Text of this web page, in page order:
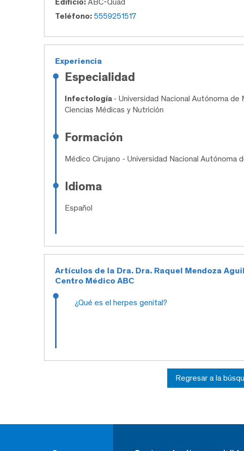
Teléfono: 5559251517
Experiencia
Especialidad
Infectología - Universidad Nacional Autónoma
Ciencias Médicas y Nutrición
Formación
Médico Cirujano - Universidad Nacional Autónoma
Idioma
Español
Artículos de la Dra. Dra. Raquel Mendoza
Centro Médico ABC
¿Qué es el herpes genital?
Regresar a la